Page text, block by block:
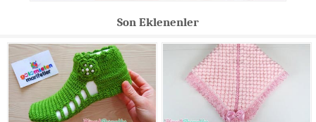
Son Eklenenler